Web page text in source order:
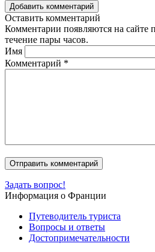
Добавить комментарий
Оставить комментарий
Комментарии появляются на сайте
течение пары часов.
Имя
Комментарий *
Задать вопрос!
Информация о Франции
Путеводитель туриста
Вопросы и ответы
Достопримечательности